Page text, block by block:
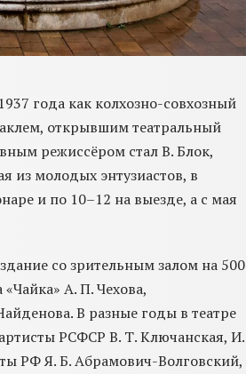
года как колхозно-совхозный
открывшим театральный
режиссёром стал В. Блок,
из молодых энтузиастов, в
и по 10–12 на выезде, а с мая
со зрительным залом на 500
А. П. Чехова,
В разные годы в театре
РСФСР В. Т. Ключанская, И.
РФ Я. Б. Абрамович-Волговский,